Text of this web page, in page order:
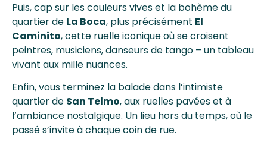
Puis, cap sur les couleurs vives et la bohème du
quartier de La Boca, plus précisément El
Caminito, cette ruelle iconique où se croisent
peintres, musiciens, danseurs de tango – un tableau
vivant aux mille nuances.
Enfin, vous terminez la balade dans l’intimiste
quartier de San Telmo, aux ruelles pavées et à
l’ambiance nostalgique. Un lieu hors du temps, où le
passé s’invite à chaque coin de rue.